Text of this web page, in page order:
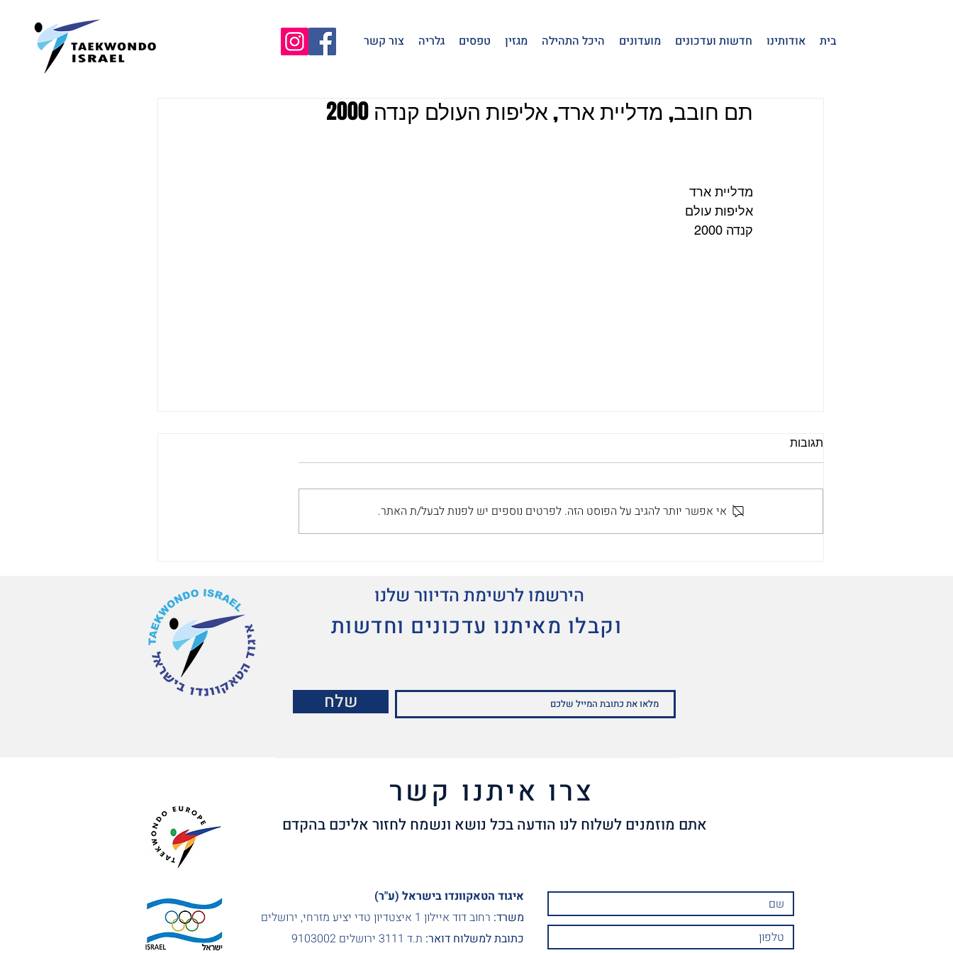
בית אודותינו חדשות ועדכונים מועדונים היכל התהילה מגזין טפסים גלריה צור קשר
תם חובב, מדליית ארד, אליפות העולם קנדה 2000
מדליית ארד
אליפות עולם
קנדה 2000
תגובות
אי אפשר יותר להגיב על הפוסט הזה. לפרטים נוספים יש לפנות לבעל/ת האתר.
הירשמו לרשימת הדיוור שלנו
וקבלו מאיתנו עדכונים וחדשות
שלח
צרו איתנו קשר
איגוד הטאקוונדו בישראל (ע"ר)
משרד: רחוב דוד איילון 1 איצטדיון טדי יציע מזרחי, ירושלים
כתובת למשלוח דואר: ת.ד 3111 ירושלים 9103002